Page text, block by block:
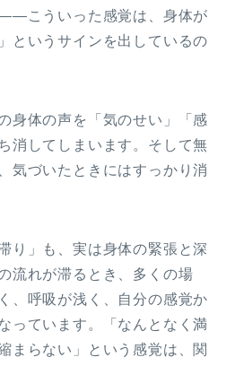
こういった感覚は、身体が
というサインを出しているの
身体の声を「気のせい」「感
消してしまいます。そして無
気づいたときにはすっかり消
り」も、実は身体の緊張と深
流れが滞るとき、多くの場
、呼吸が浅く、自分の感覚か
っています。「なんとなく満
まらない」という感覚は、関